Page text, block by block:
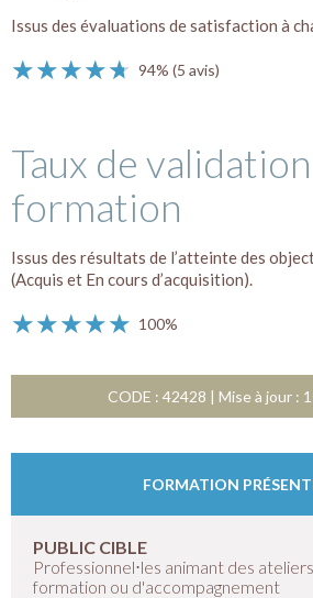
Issus des évaluations de satisfaction à
★★★★★
★★★★★ 94% (5 avis)
Taux de
formation
Issus des résultats de l’atteinte des
(Acquis et En cours d’acquisition).
★★★★★
★★★★★ 100%
CODE : 42428 | Mise à jour :
FORMATION
PUBLIC CIBLE
Professionnel⋅les animant des
formation ou d'accompagnement